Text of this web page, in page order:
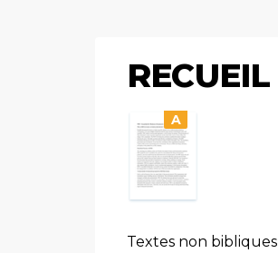
RECUEIL
A
Textes non